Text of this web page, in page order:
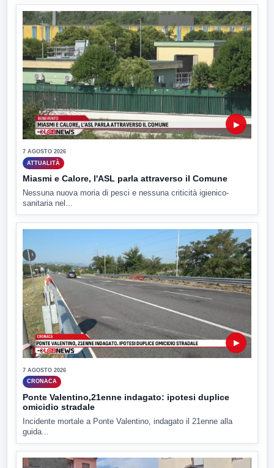
▶
7 AGOSTO 2026
ATTUALITÀ
Miasmi e Calore, l'ASL parla attraverso il Comune
Nessuna nuova moria di pesci e nessuna criticità igienico-
sanitaria nel...
▶
7 AGOSTO 2026
CRONACA
Ponte Valentino,21enne indagato: ipotesi duplice
omicidio stradale
Incidente mortale a Ponte Valentino, indagato il 21enne alla
guida...